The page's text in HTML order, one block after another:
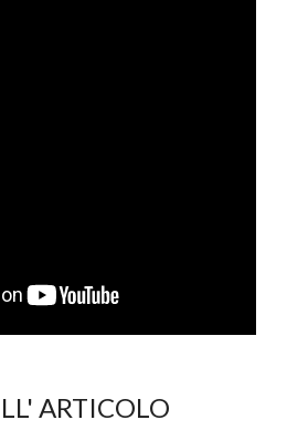
ARTICOLO